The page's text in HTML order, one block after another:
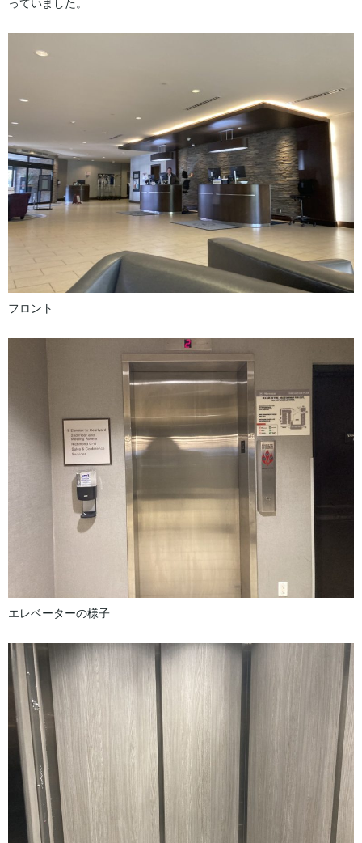
っていました。
フロント
エレベーターの様子